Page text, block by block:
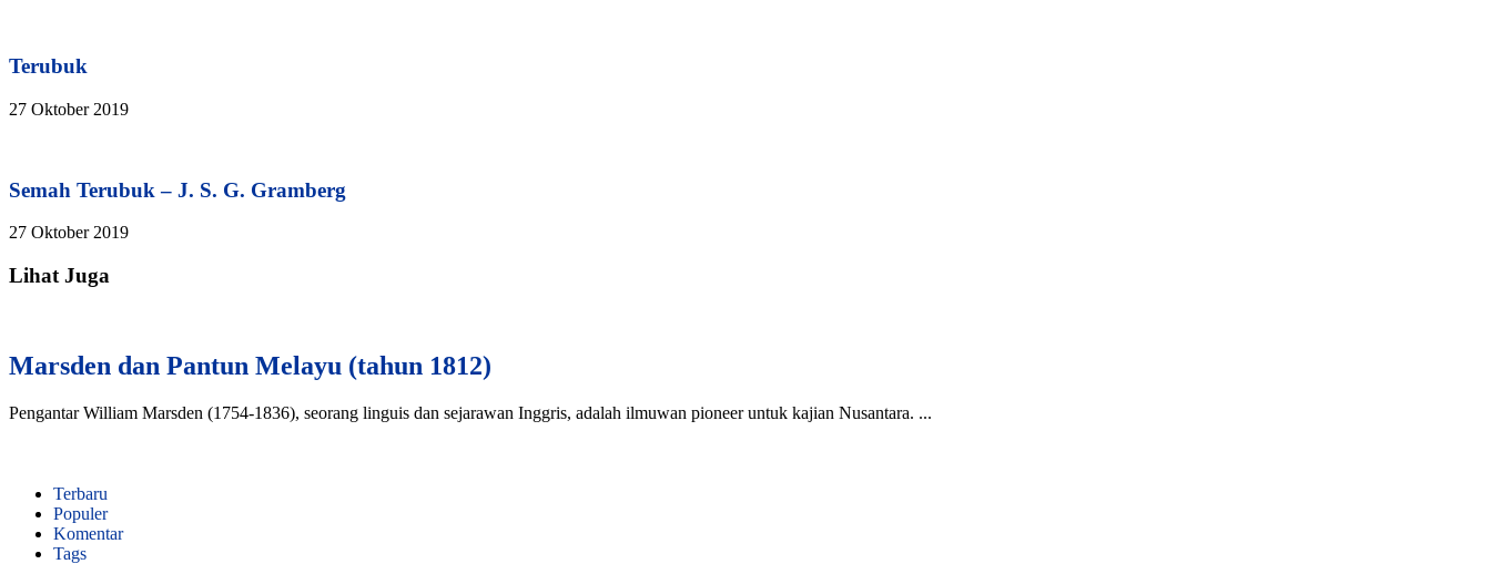
Terubuk
27 Oktober 2019
Semah Terubuk – J. S. G. Gramberg
27 Oktober 2019
Lihat Juga
Marsden dan Pantun Melayu (tahun 1812)
Pengantar William Marsden (1754-1836), seorang linguis dan sejarawan Inggris, adalah ilmuwan pioneer untuk kajian Nusantara. ...
Terbaru
Populer
Komentar
Tags